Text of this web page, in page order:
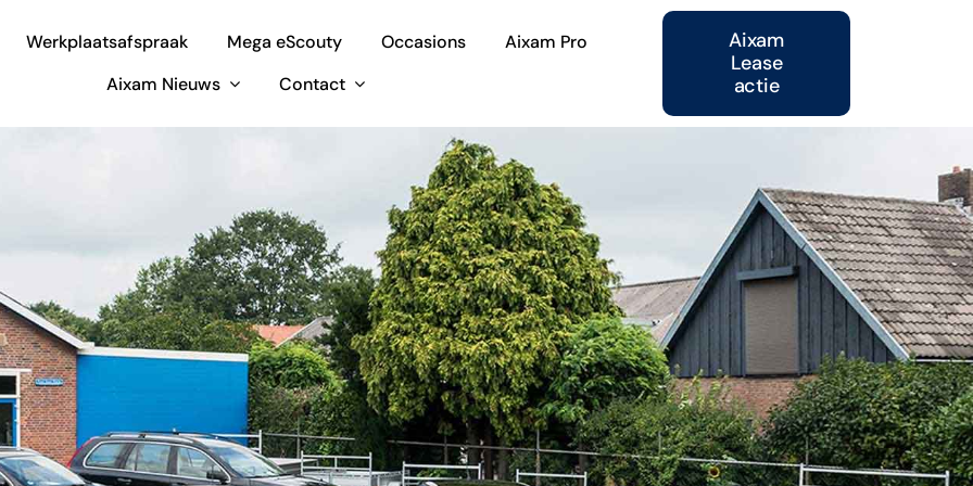
Werkplaatsafspraak Mega eScouty Occasions
Aixam Pro
Aixam Nieuws
Contact
Aixam
Lease
actie